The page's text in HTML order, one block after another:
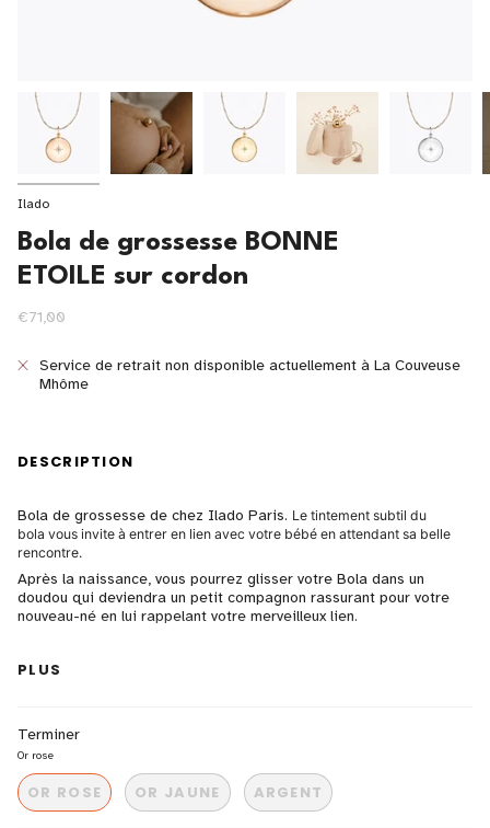
Ilado
Bola de grossesse BONNE
ETOILE sur cordon
€71,00
Service de retrait non disponible actuellement àLa Couveuse
Mhôme
DESCRIPTION
Bola de grossesse de chez Ilado Paris. Le tintement subtil du
bola vous invite à entrer en lien avec votre bébé en attendant sa belle
rencontre.
Après la naissance, vous pourrez glisser votre Bola dans un
doudou qui deviendra un petit compagnon rassurant pour votre
nouveau-né en lui rappelant votre merveilleux lien.
Garanti sans nickel -Marque française -Finition Or 18 carats
PLUS
Terminer
Or rose
OR ROSE OR JAUNE ARGENT